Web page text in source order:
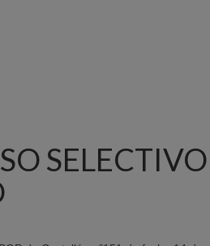
SELECTIVO